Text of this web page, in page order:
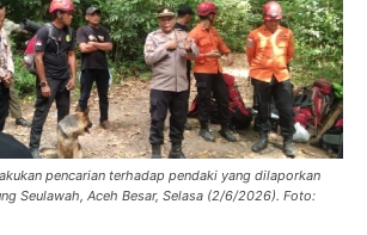
pencarian terhadap pendaki yang dilaporkan
Seulawah, Aceh Besar, Selasa (2/6/2026). Foto: